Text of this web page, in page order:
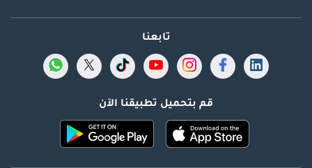
تابعنا
قم بتحميل تطبيقنا الآن